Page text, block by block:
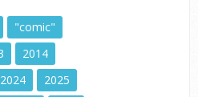
"comic"
2014
2024
2025